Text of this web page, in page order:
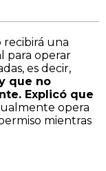
recibirá una
para operar
es decir,
que no
Explicó que
opera
mientras